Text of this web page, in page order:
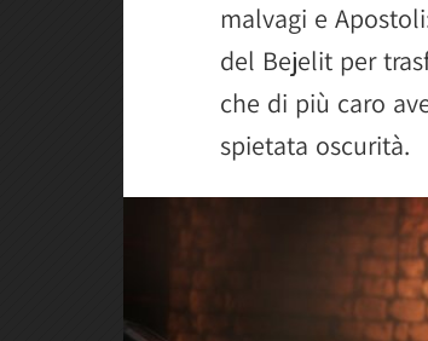
malvagi e
del Bejelit per
che di più caro
spietata oscurità.